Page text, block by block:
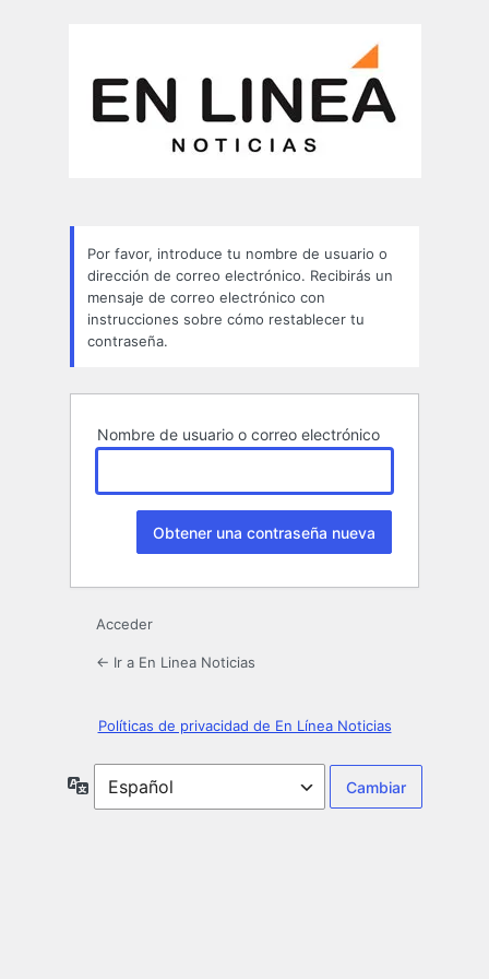
Por favor, introduce tu nombre de usuario o
dirección de correo electrónico. Recibirás un
mensaje de correo electrónico con
instrucciones sobre cómo restablecer tu
contraseña.
Nombre de usuario o correo electrónico
Acceder
← Ir a En Linea Noticias
Políticas de privacidad de En Línea Noticias
Idioma